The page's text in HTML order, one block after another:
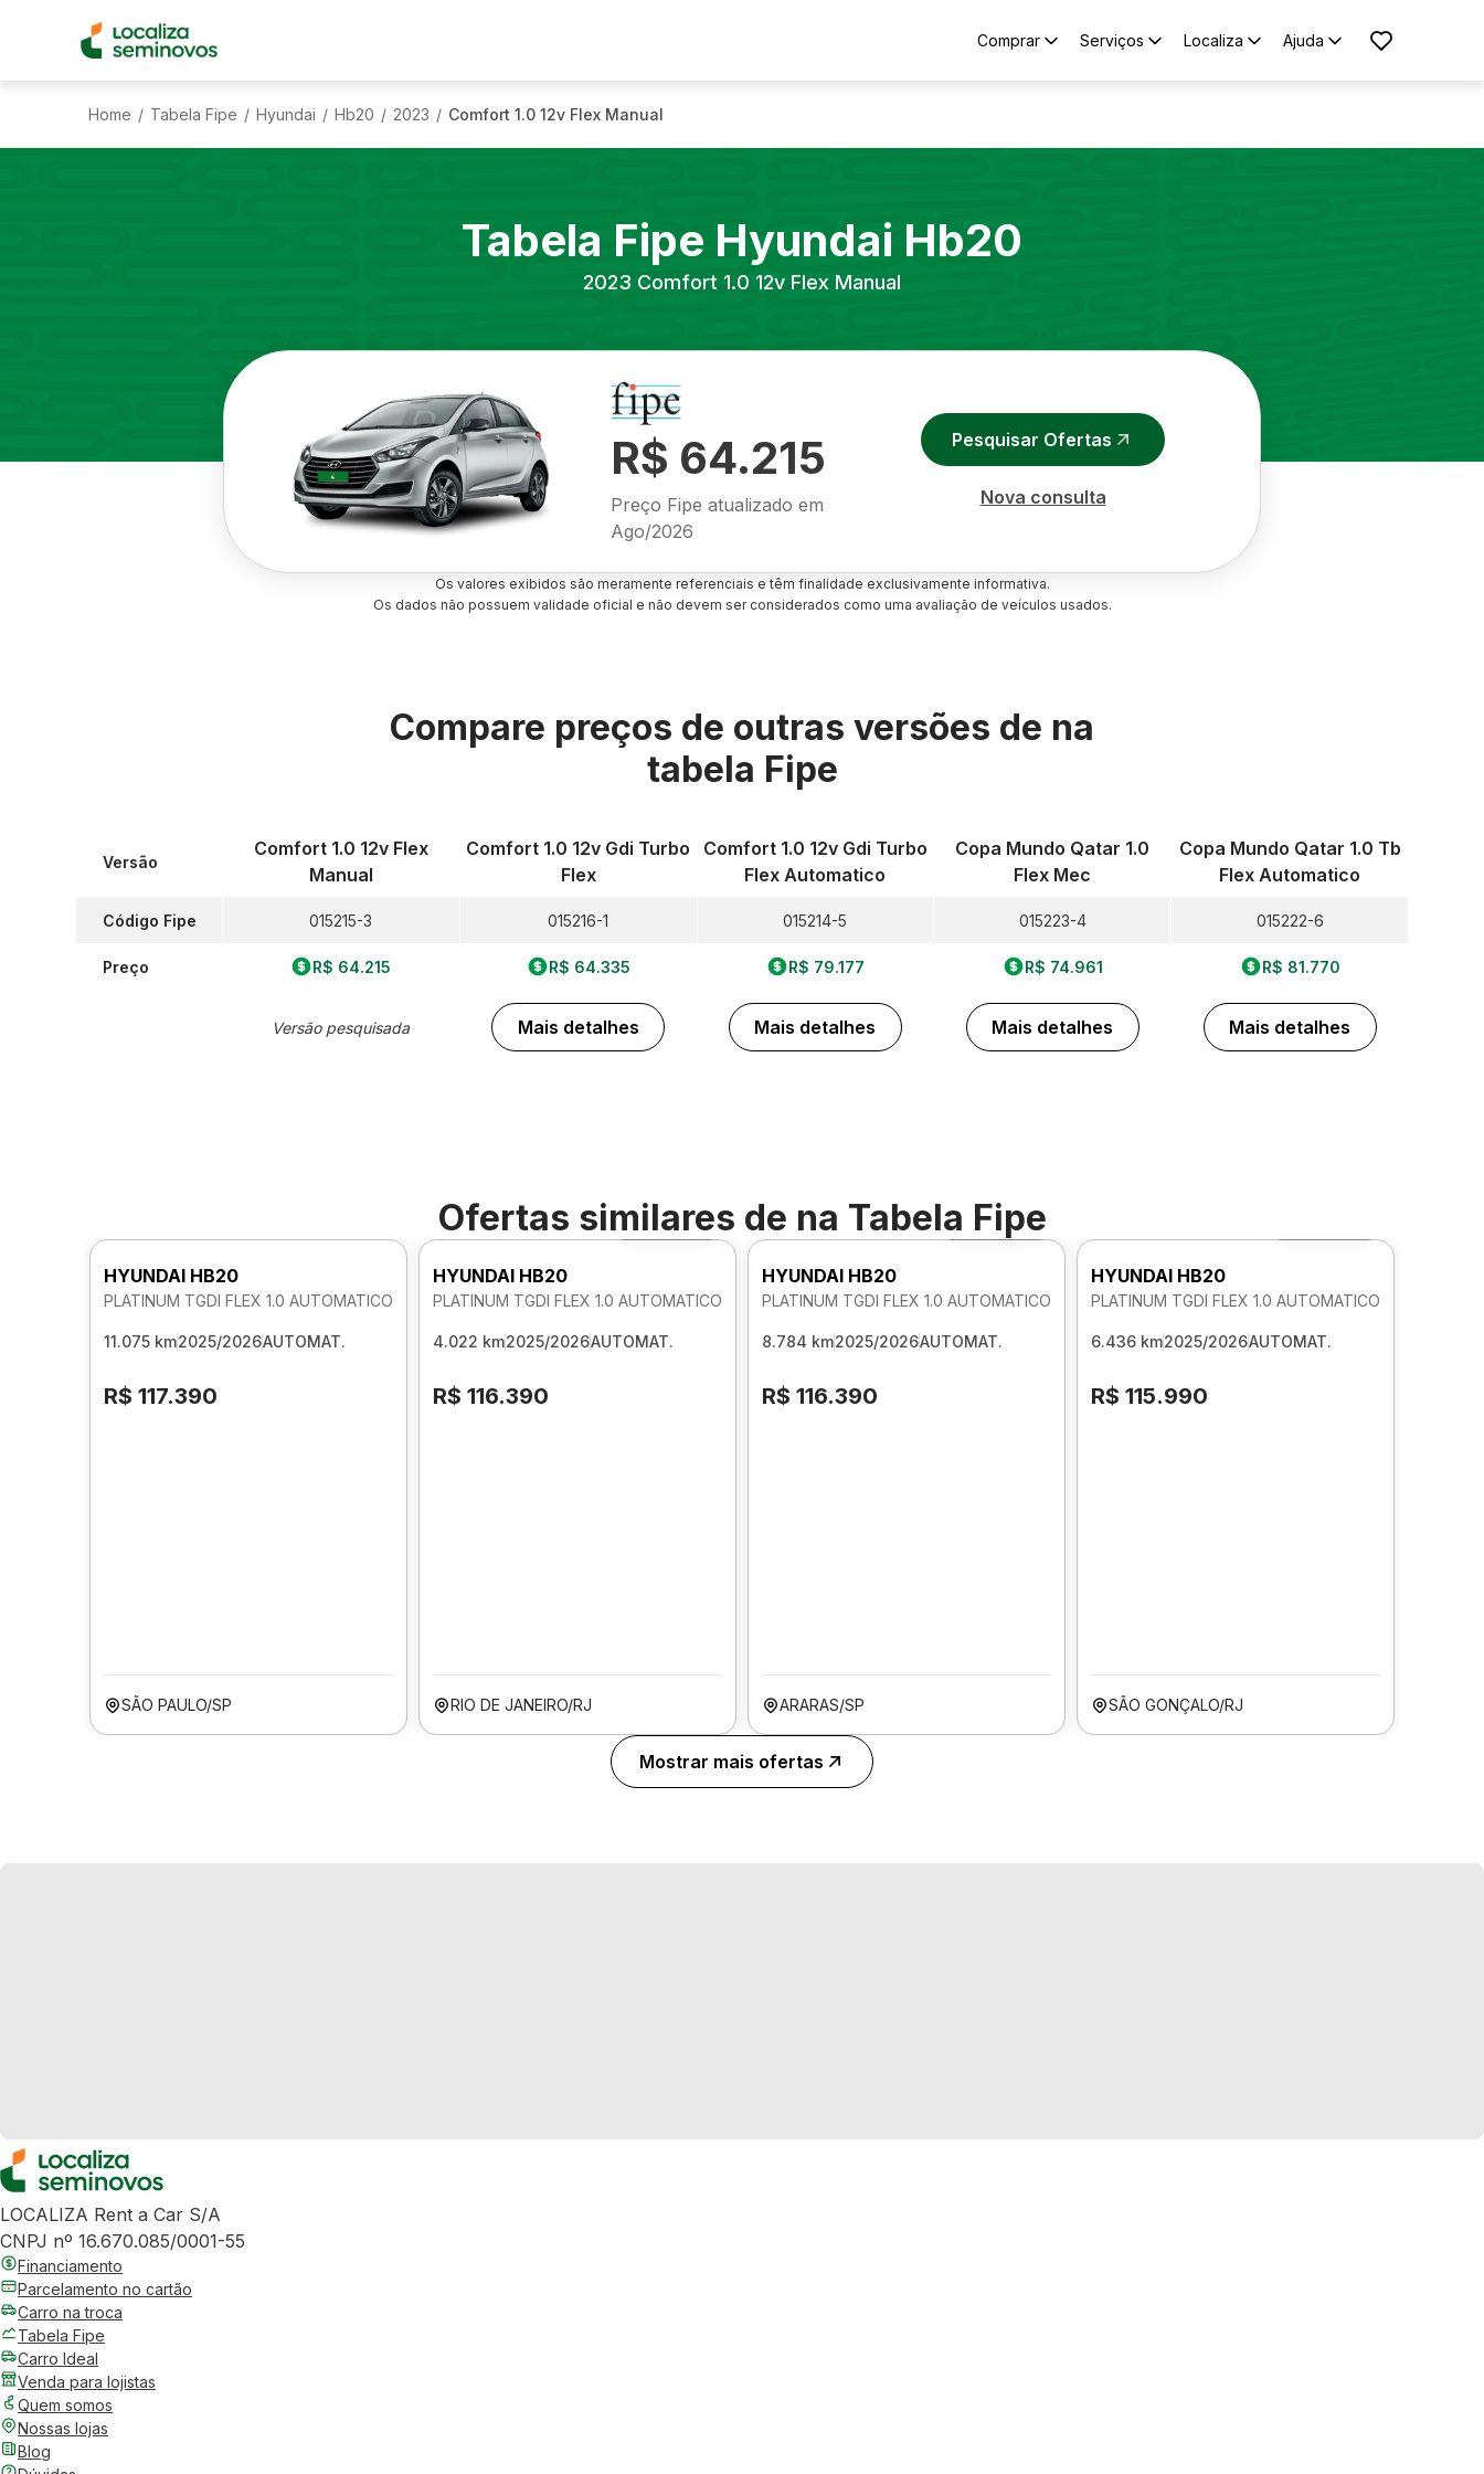
Comprar Serviços Localiza Ajuda
Home / Tabela Fipe / Hyundai / Hb20 / 2023 / Comfort 1.0 12v Flex Manual
Tabela Fipe Hyundai Hb20
2023 Comfort 1.0 12v Flex Manual
R$ 64.215
Preço Fipe atualizado em
Ago/2026
Pesquisar Ofertas
Nova consulta
Os valores exibidos são meramente referenciais e têm finalidade exclusivamente informativa.
Os dados não possuem validade oficial e não devem ser considerados como uma avaliação de veículos usados.
Compare preços de outras versões de na
tabela Fipe
Versão
Código Fipe
Preço
Comfort 1.0 12v Flex
Manual
015215-3
R$ 64.215
Versão pesquisada
Comfort 1.0 12v Gdi Turbo
Flex
015216-1
R$ 64.335
Mais detalhes
Comfort 1.0 12v Gdi Turbo
Flex Automatico
015214-5
R$ 79.177
Mais detalhes
Copa Mundo Qatar 1.0
Flex Mec
015223-4
R$ 74.961
Mais detalhes
Copa Mundo Qatar 1.0 Tb
Flex Automatico
015222-6
R$ 81.770
Mais detalhes
Ofertas similares de na Tabela Fipe
HYUNDAI HB20
PLATINUM TGDI FLEX 1.0 AUTOMATICO
11.075 km2025/2026AUTOMAT.
R$ 117.390
SÃO PAULO/SP
Foto 360º
HYUNDAI HB20
PLATINUM TGDI FLEX 1.0 AUTOMATICO
4.022 km2025/2026AUTOMAT.
R$ 116.390
RIO DE JANEIRO/RJ
Foto 360º
HYUNDAI HB20
PLATINUM TGDI FLEX 1.0 AUTOMATICO
8.784 km2025/2026AUTOMAT.
R$ 116.390
ARARAS/SP
HYUNDAI HB20
PLATINUM TGDI FLEX 1.0 AUTOMATICO
6.436 km2025/2026AUTOMAT.
R$ 115.990
SÃO GONÇALO/RJ
Mostrar mais ofertas
LOCALIZA Rent a Car S/A
CNPJ nº 16.670.085/0001-55
Financiamento
Parcelamento no cartão
Carro na troca
Tabela Fipe
Carro Ideal
Venda para lojistas
Quem somos
Nossas lojas
Blog